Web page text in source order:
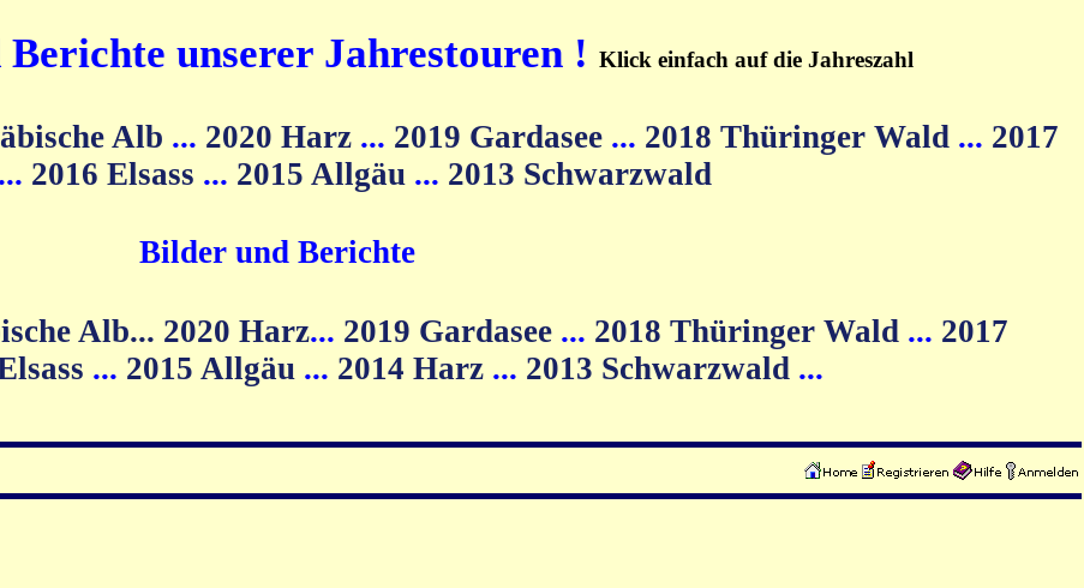
unserer Jahrestouren ! Klick einfach auf die Jahreszahl
Alb ... 2020 Harz ... 2019 Gardasee ... 2018 Thüringer Wald ... 2017
... 2016 Elsass ... 2015 Allgäu ... 2013 Schwarzwald
Bilder und Berichte
2020 Harz... 2019 Gardasee ... 2018 Thüringer Wald ... 2017
... 2015 Allgäu ... 2014 Harz ... 2013 Schwarzwald ...